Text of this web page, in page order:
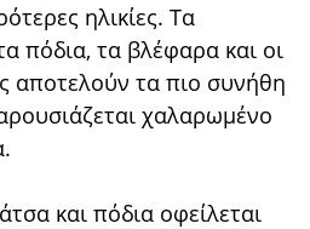
ηλικίες. Τα
πόδια, τα βλέφαρα και οι
αποτελούν τα πιο συνήθη
χαλαρωμένο
και πόδια οφείλεται